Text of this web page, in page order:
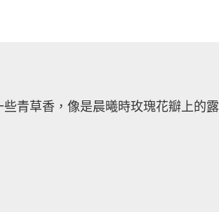
青草香，像是晨曦時玫瑰花瓣上的